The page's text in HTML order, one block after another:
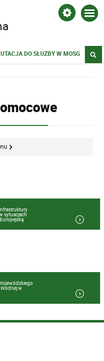
DO SŁUŻBY W MOSG
sytuacjach
w